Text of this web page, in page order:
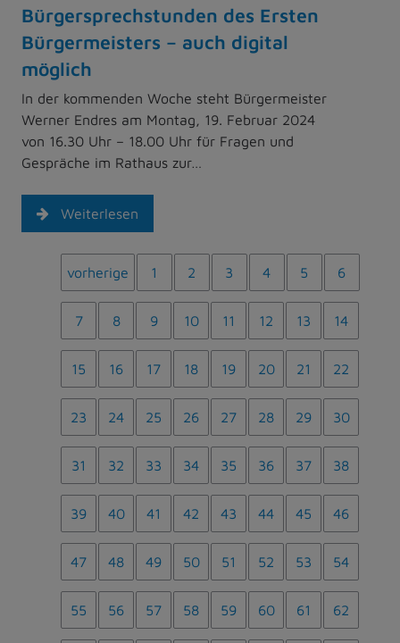
Bürgersprechstunden des Ersten
Bürgermeisters – auch digital
möglich
In der kommenden Woche steht Bürgermeister
Werner Endres am Montag, 19. Februar 2024
von 16.30 Uhr – 18.00 Uhr für Fragen und
Gespräche im Rathaus zur…
Weiterlesen
vorherige 1 2 3 4 5 6
7 8 9 10 11 12 13 14
15 16 17 18 19 20 21 22
23 24 25 26 27 28 29 30
31 32 33 34 35 36 37 38
39 40 41 42 43 44 45 46
47 48 49 50 51 52 53 54
55 56 57 58 59 60 61 62